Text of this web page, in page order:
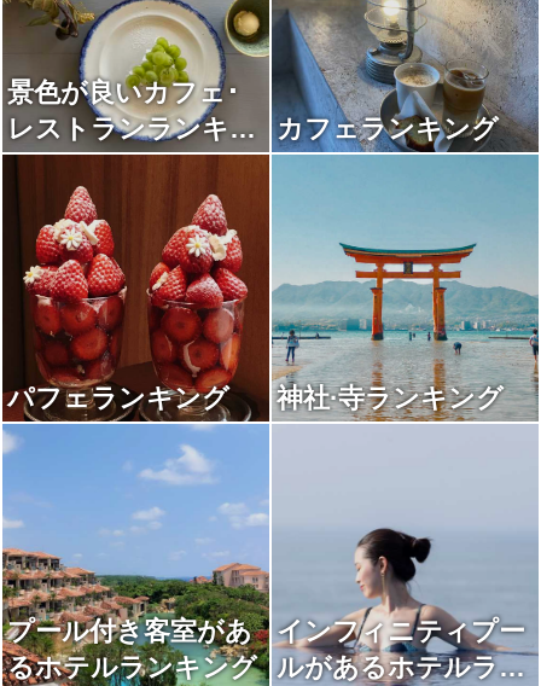
景色が良いカフェ･
レストランランキン
グ
カフェランキング
パフェランキング 神社·寺ランキング
プール付き客室があ
るホテルランキング
インフィニティプー
ルがあるホテルラン